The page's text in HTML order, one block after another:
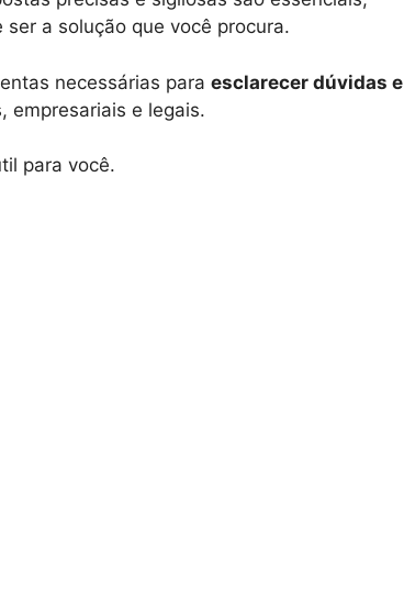
a solução que você procura.
necessárias para esclarecer dúvidas e
empresariais e legais.
para você.